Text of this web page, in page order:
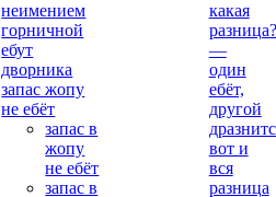
неимением
горничной
ебут
дворника
запас жопу
не ебёт
запас в
жопу
не ебёт
запас в
какая
разница?
—
один
ебёт,
другой
вот и
вся
разница